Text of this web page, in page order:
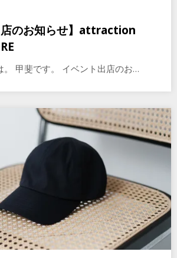
店のお知らせ】attraction
。 甲斐です。 イベント出店のお…